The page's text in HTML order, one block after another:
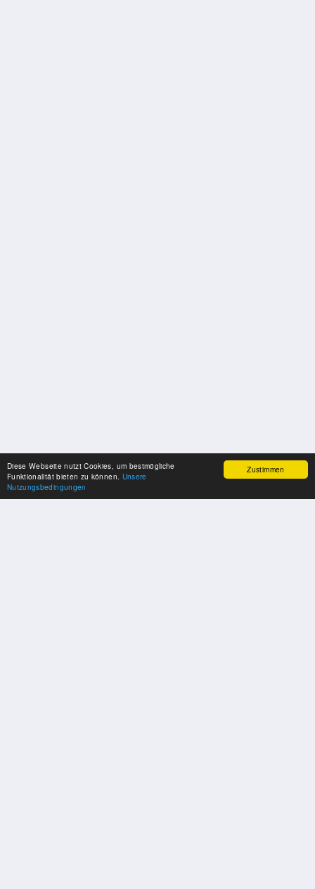
Zustimmen
Diese Webseite nutzt Cookies, um bestmögliche
Funktionalität bieten zu können. Unsere
Nutzungsbedingungen